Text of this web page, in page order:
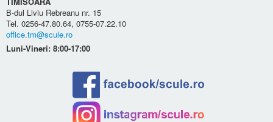
B-dul Liviu Rebreanu nr. 15
Tel. 0256-47.80.64, 0755-07.22.10
office.tm@scule.ro
Luni-Vineri: 8:00-17:00